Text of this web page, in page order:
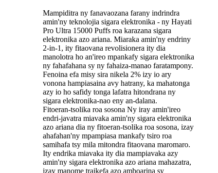
Mampiditra ny fanavaozana farany indrindra
amin'ny teknolojia sigara elektronika - ny Hayati
Pro Ultra 15000 Puffs roa karazana sigara
elektronika azo ariana. Miaraka amin'ny endriny
2-in-1, ity fitaovana revolisionera ity dia
manolotra ho an'ireo mpankafy sigara elektronika
ny fahafahana sy ny fahaiza-manao faratampony.
Fenoina efa misy sira nikela 2% izy io ary
vonona hampiasaina avy hatrany, ka mahatonga
azy io ho safidy tonga lafatra hitondrana ny
sigara elektronika-nao eny an-dalana.
Fitoeran-tsolika roa sosona Ny iray amin'ireo
endri-javatra miavaka amin'ny sigara elektronika
azo ariana dia ny fitoeran-tsolika roa sosona, izay
ahafahan'ny mpampiasa mankafy tsiro roa
samihafa tsy mila mitondra fitaovana maromaro.
Ity endrika miavaka ity dia mampiavaka azy
amin'ny sigara elektronika azo ariana mahazatra,
izay manome traikefa azo amboarina sy